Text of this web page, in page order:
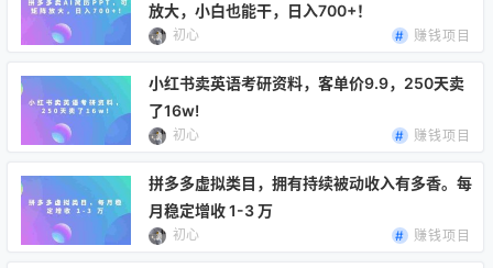
查、工商检索、会议纪要生成等实
图读图…
础出图、即梦 4.0、Seedance2 动
放大，小白也能干，日入700+！
初心 赚钱项目
小红书卖英语考研资料，客单价9.9，250天卖
了16w!
初心 赚钱项目
拼多多虚拟类目，拥有持续被动收入有多香。每
月稳定增收 1-3 万
初心 赚钱项目